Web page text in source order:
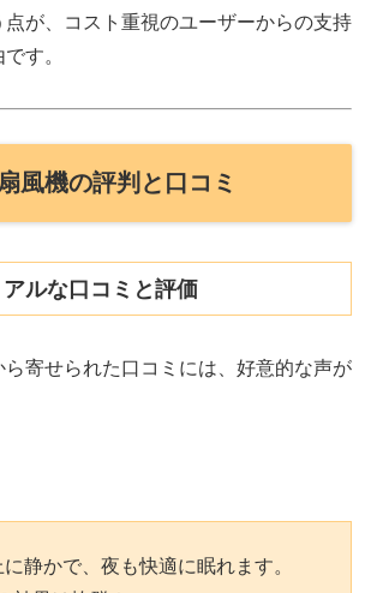
点が、コスト重視のユーザーからの支持
す。
風機の評判と口コミ
ルな口コミと評価
寄せられた口コミには、好意的な声が
静かで、夜も快適に眠れます。